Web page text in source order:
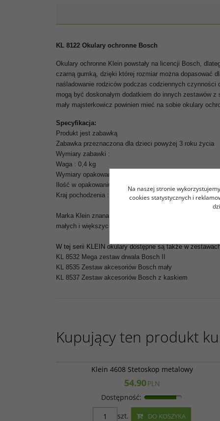
KL 8122 Okulary ochronne Bosch
Okulary ochronne Klein powstały na licencji Bosch,
czarną gumką, dzięki której rozmiar można dopasować
naśladowanie rodziców podczas codziennych
mogą być doskonałym dodatkiem do innych zestawów
mały majsterkowicz powinien mieć na sobie okulary
Specyfikacja:
Produkt jest zabawką
Zabawka przeznaczona dla dzieci powyżej 3 roku życia
Wymiary zabawki :
Waga : 0,4 kg
Wymiary opakowania : 20x26x6 cm
Ilość w opakowaniu zbiorczym : 10
Kraj pochodzenia : Chiny
Marka Klein znana jest na świecie z produktów
małych i większych użytkowników. Artykuły oznaczone
W tej serii KLEIN okularydostępne są także w
KL 8532 Mega zestaw drwala Bosch II
KL 8535 Zestaw akcesoriów Bosch mały
KL 8537 Zestaw akcesoriów Bosch z kaskiem
Kupujący ten produkt
Klein 4608 Stetoskop metalowy
54.90PLN
Dostępność:
DO KOSZYKA
szt.
Na naszej stronie
cookies statystycznych i